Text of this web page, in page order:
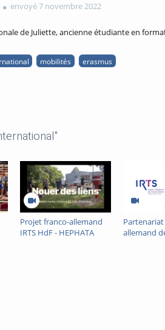
envoyé 7 novembre 2022
de Juliette, ancienne étudiante en
mobilités
erasmus
Projet franco-allemand
IRTS HdF - HEPHATA
allemand